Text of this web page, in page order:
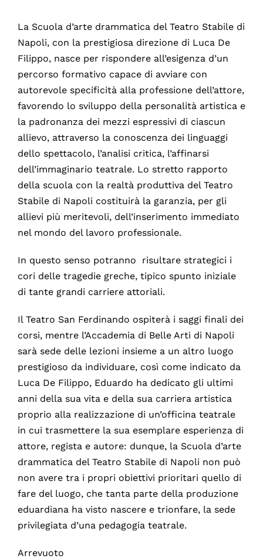
La Scuola d’arte drammatica del Teatro Stabile di
Napoli, con la prestigiosa direzione di Luca De
Filippo, nasce per rispondere all’esigenza d’un
percorso formativo capace di avviare con
autorevole specificità alla professione dell’attore,
favorendo lo sviluppo della personalità artistica e
la padronanza dei mezzi espressivi di ciascun
allievo, attraverso la conoscenza dei linguaggi
dello spettacolo, l’analisi critica, l’affinarsi
dell’immaginario teatrale. Lo stretto rapporto
della scuola con la realtà produttiva del Teatro
Stabile di Napoli costituirà la garanzia, per gli
allievi più meritevoli, dell’inserimento immediato
nel mondo del lavoro professionale.
In questo senso potranno risultare strategici i
cori delle tragedie greche, tipico spunto iniziale
di tante grandi carriere attoriali.
Il Teatro San Ferdinando ospiterà i saggi finali dei
corsi, mentre l’Accademia di Belle Arti di Napoli
sarà sede delle lezioni insieme a un altro luogo
prestigioso da individuare, così come indicato da
Luca De Filippo, Eduardo ha dedicato gli ultimi
anni della sua vita e della sua carriera artistica
proprio alla realizzazione di un’officina teatrale
in cui trasmettere la sua esemplare esperienza di
attore, regista e autore: dunque, la Scuola d’arte
drammatica del Teatro Stabile di Napoli non può
non avere tra i propri obiettivi prioritari quello di
fare del luogo, che tanta parte della produzione
eduardiana ha visto nascere e trionfare, la sede
privilegiata d’una pedagogia teatrale.
Arrevuoto